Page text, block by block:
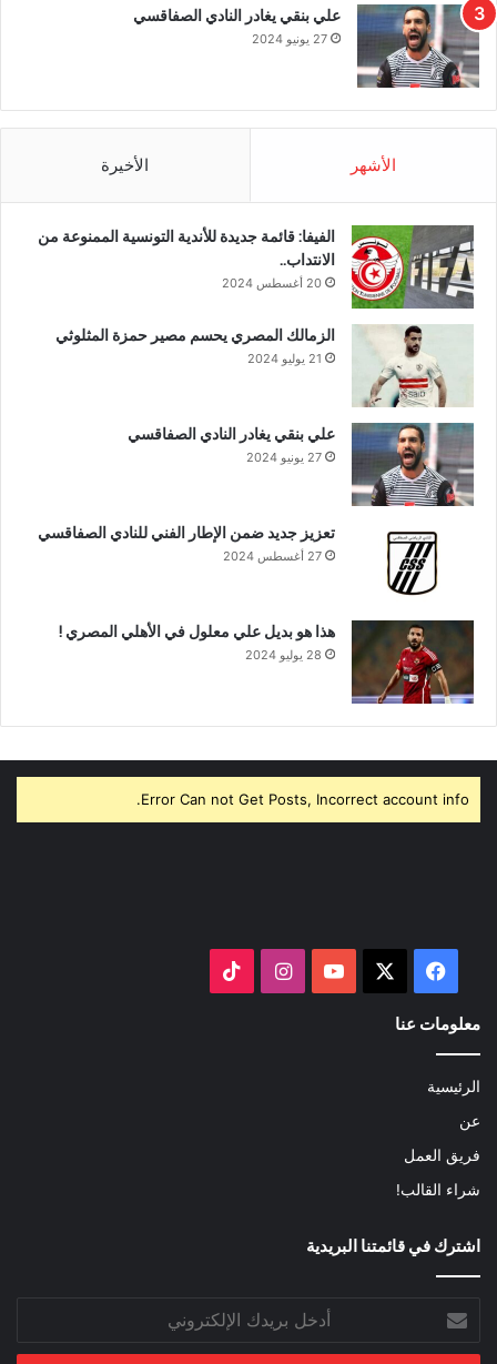
علي بنقي يغادر النادي الصفاقسي
27 يونيو 2024
الأشهر الأخيرة
الفيفا: قائمة جديدة للأندية التونسية الممنوعة من
الانتداب..
20 أغسطس 2024
الزمالك المصري يحسم مصير حمزة المثلوثي
21 يوليو 2024
علي بنقي يغادر النادي الصفاقسي
27 يونيو 2024
تعزيز جديد ضمن الإطار الفني للنادي الصفاقسي
27 أغسطس 2024
هذا هو بديل علي معلول في الأهلي المصري !
28 يوليو 2024
Error Can not Get Posts, Incorrect account info.
فيسبوك ‫YouTubeانستقرام
معلومات عنا
الرئيسية
عن
فريق العمل
شراء القالب!
اشترك في قائمتنا البريدية
بريدك
الإلكتروني